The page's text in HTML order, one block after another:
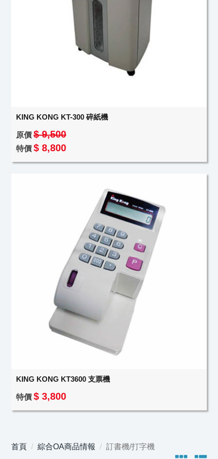
KING KONG KT-300 碎紙機
原價 $ 9,500
特價 $ 8,800
KING KONG KT3600 支票機
特價 $ 3,800
首頁 綜合OA商品情報 訂書機/打字機